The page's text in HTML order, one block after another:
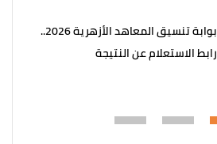
بوابة تنسيق المعاهد الأزهرية 2026..
رابط الاستعلام عن النتيجة